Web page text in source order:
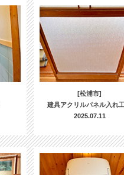
[松浦市]
建具アクリルパネル入れ
2025.07.11